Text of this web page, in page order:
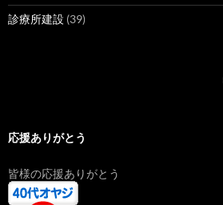
診療所建設 (39)
応援ありがとう
皆様の応援ありがとう